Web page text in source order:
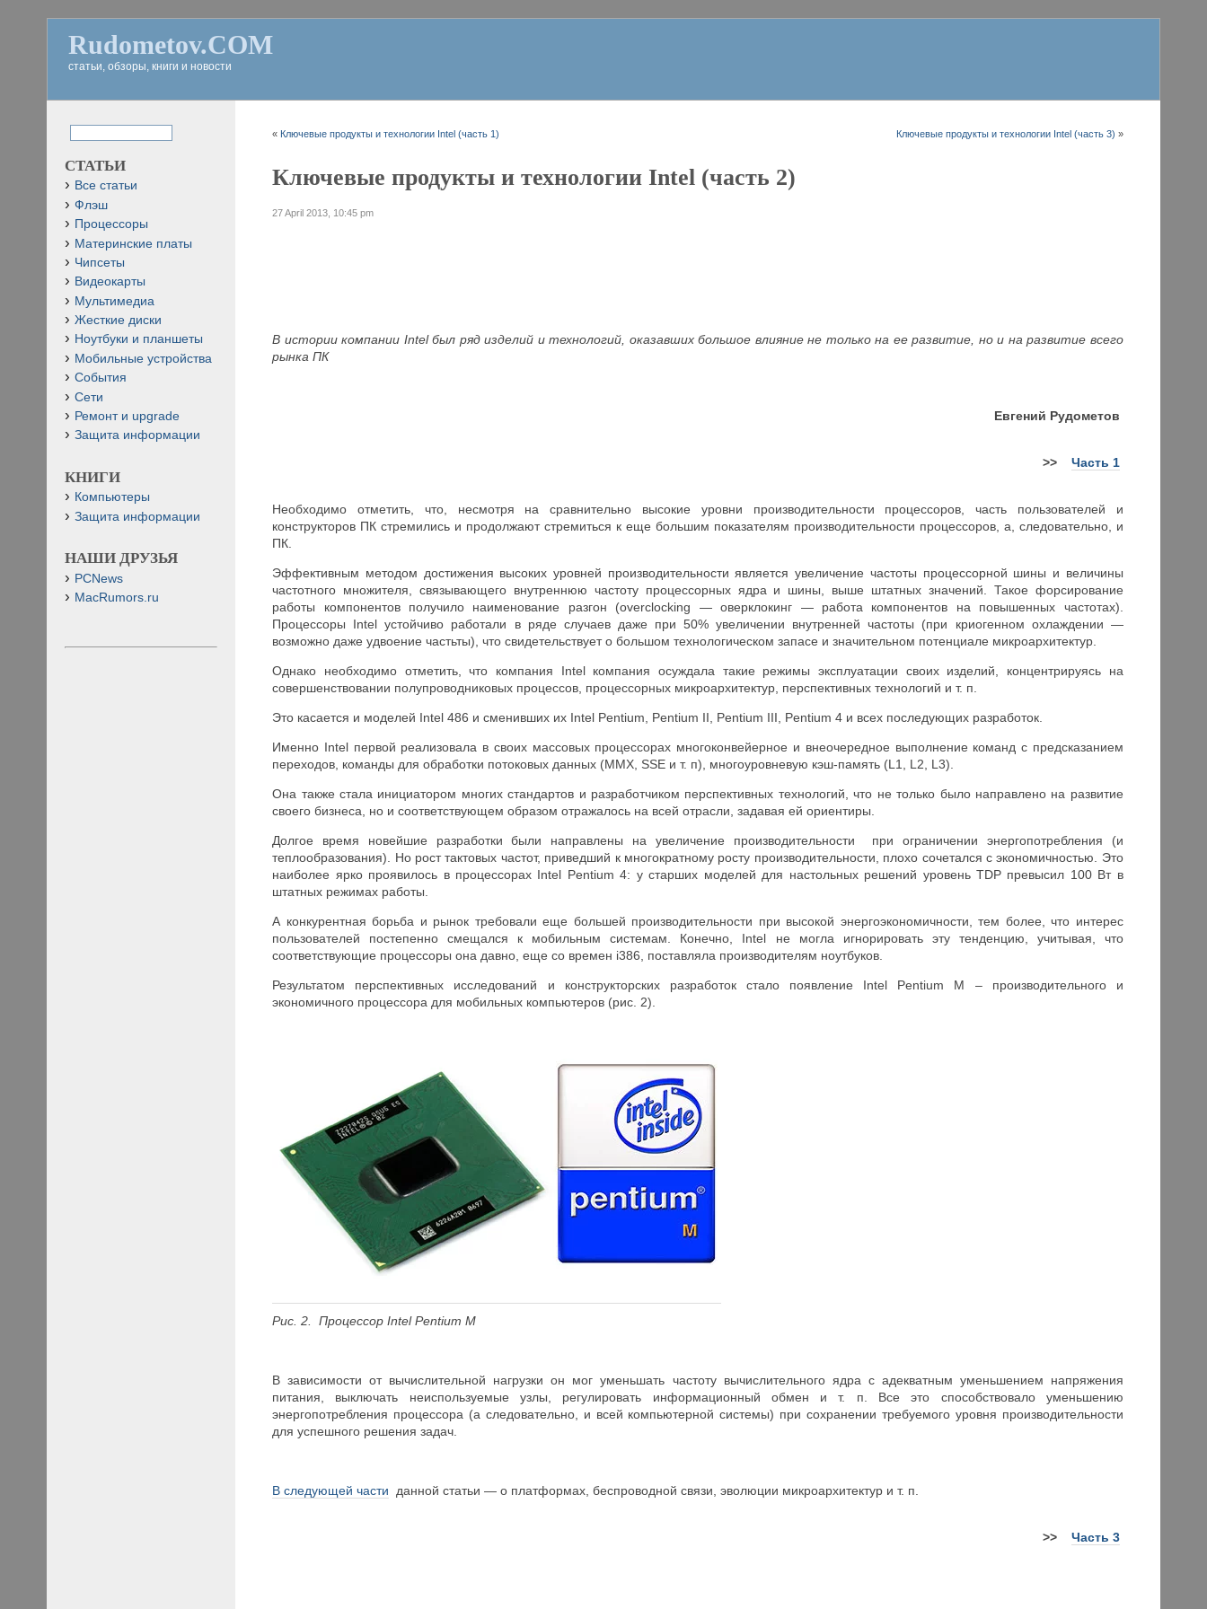
Rudometov.COM
статьи, обзоры, книги и новости
« Ключевые продукты и технологии Intel (часть 1) Ключевые продукты и технологии Intel (часть 3) »
Ключевые продукты и технологии Intel (часть 2)
27 April 2013, 10:45 pm
В истории компании Intel был ряд изделий и технологий, оказавших большое влияние не только на ее развитие, но и на развитие всего
рынка ПК
Евгений Рудометов
>> Часть 1
Необходимо отметить, что, несмотря на сравнительно высокие уровни производительности процессоров, часть пользователей и
конструкторов ПК стремились и продолжают стремиться к еще большим показателям производительности процессоров, а, следовательно, и
ПК.
Эффективным методом достижения высоких уровней производительности является увеличение частоты процессорной шины и величины
частотного множителя, связывающего внутреннюю частоту процессорных ядра и шины, выше штатных значений. Такое форсирование
работы компонентов получило наименование разгон (overclocking — оверклокинг — работа компонентов на повышенных частотах).
Процессоры Intel устойчиво работали в ряде случаев даже при 50% увеличении внутренней частоты (при криогенном охлаждении —
возможно даже удвоение частьты), что свидетельствует о большом технологическом запасе и значительном потенциале микроархитектур.
Однако необходимо отметить, что компания Intel компания осуждала такие режимы эксплуатации своих изделий, концентрируясь на
совершенствовании полупроводниковых процессов, процессорных микроархитектур, перспективных технологий и т. п.
Это касается и моделей Intel 486 и сменивших их Intel Pentium, Pentium II, Pentium III, Pentium 4 и всех последующих разработок.
Именно Intel первой реализовала в своих массовых процессорах многоконвейерное и внеочередное выполнение команд с предсказанием
переходов, команды для обработки потоковых данных (MMX, SSE и т. п), многоуровневую кэш-память (L1, L2, L3).
Она также стала инициатором многих стандартов и разработчиком перспективных технологий, что не только было направлено на развитие
своего бизнеса, но и соответствующем образом отражалось на всей отрасли, задавая ей ориентиры.
Долгое время новейшие разработки были направлены на увеличение производительности при ограничении энергопотребления (и
теплообразования). Но рост тактовых частот, приведший к многократному росту производительности, плохо сочетался с экономичностью. Это
наиболее ярко проявилось в процессорах Intel Pentium 4: у старших моделей для настольных решений уровень TDP превысил 100 Вт в
штатных режимах работы.
А конкурентная борьба и рынок требовали еще большей производительности при высокой энергоэкономичности, тем более, что интерес
пользователей постепенно смещался к мобильным системам. Конечно, Intel не могла игнорировать эту тенденцию, учитывая, что
соответствующие процессоры она давно, еще со времен i386, поставляла производителям ноутбуков.
Результатом перспективных исследований и конструкторских разработок стало появление Intel Pentium M – производительного и
экономичного процессора для мобильных компьютеров (рис. 2).
Рис. 2. Процессор Intel Pentium M
В зависимости от вычислительной нагрузки он мог уменьшать частоту вычислительного ядра с адекватным уменьшением напряжения
питания, выключать неиспользуемые узлы, регулировать информационный обмен и т. п. Все это способствовало уменьшению
энергопотребления процессора (а следовательно, и всей компьютерной системы) при сохранении требуемого уровня производительности
для успешного решения задач.
В следующей части данной статьи — о платформах, беспроводной связи, эволюции микроархитектур и т. п.
>> Часть 3
СТАТЬИ
Все статьи
Флэш
Процессоры
Материнские платы
Чипсеты
Видеокарты
Мультимедиа
Жесткие диски
Ноутбуки и планшеты
Мобильные устройства
События
Сети
Ремонт и upgrade
Защита информации
КНИГИ
Компьютеры
Защита информации
НАШИ ДРУЗЬЯ
PCNews
MacRumors.ru